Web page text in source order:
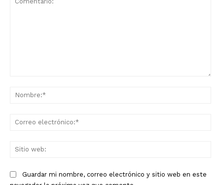
Guardar mi nombre, correo electrónico y sitio web en este